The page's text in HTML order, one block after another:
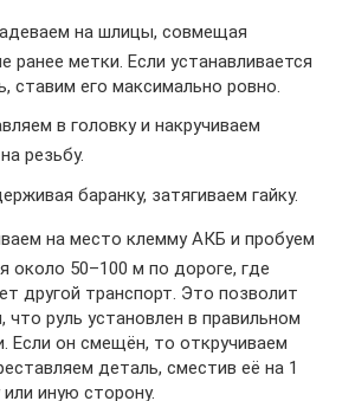
на шлицы, совмещая
ранее метки. Если устанавливается
ставим его максимально ровно.
в головку и накручиваем
резьбу.
баранку, затягиваем гайку.
на место клемму АКБ и пробуем
около 50–100 м по дороге, где
другой транспорт. Это позволит
что руль установлен в правильном
Если он смещён, то откручиваем
деталь, сместив её на 1
или иную сторону.